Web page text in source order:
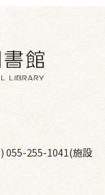
055-255-1041(施設